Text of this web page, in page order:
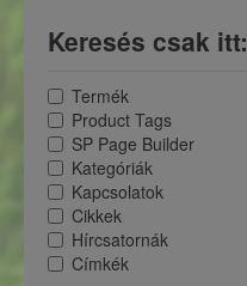
Keresés csak itt:
Termék
Product Tags
SP Page Builder
Kategóriák
Kapcsolatok
Cikkek
Hírcsatornák
Címkék